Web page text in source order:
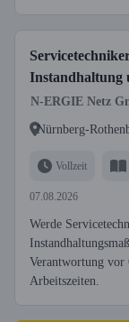
Instandhaltung
N-ERGIE Netz
Nürnberg-
Vollzeit
07.08.2026
Werde
Verantwortung vor
Arbeitszeiten.